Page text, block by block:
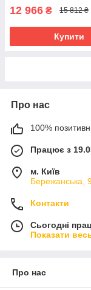
12 966 ₴ 15 812 ₴
Купити
Про нас
100%
Працює з
м. Київ
Бережанська,
Контакти
Сьогодні
Показати
Про нас